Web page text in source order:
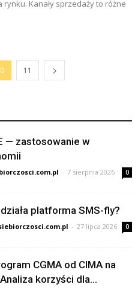
Kanały sprzedaży to różne
11
— zastosowanie w
- 7 sierpnia 2026 0
platforma SMS-fly?
- 27 lipca 2026 0
CGMA od CIMA na
korzyści dla...